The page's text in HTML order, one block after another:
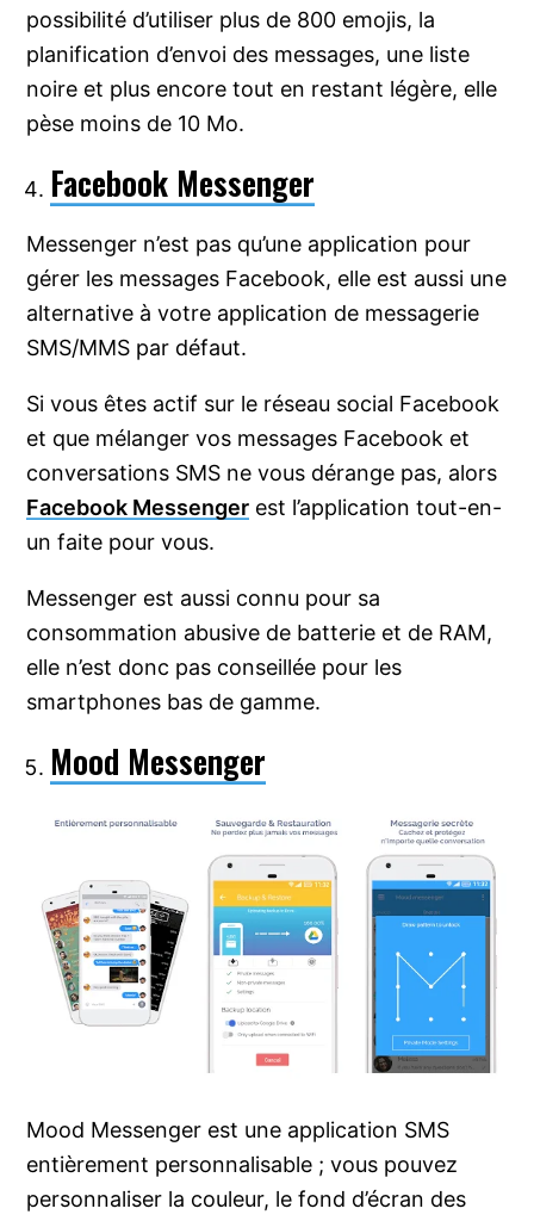
possibilité d’utiliser plus de 800 emojis, la
planification d’envoi des messages, une liste
noire et plus encore tout en restant légère, elle
pèse moins de 10 Mo.
Facebook Messenger
Messenger n’est pas qu’une application pour
gérer les messages Facebook, elle est aussi une
alternative à votre application de messagerie
SMS/MMS par défaut.
Si vous êtes actif sur le réseau social Facebook
et que mélanger vos messages Facebook et
conversations SMS ne vous dérange pas, alors
Facebook Messenger est l’application tout-en-
un faite pour vous.
Messenger est aussi connu pour sa
consommation abusive de batterie et de RAM,
elle n’est donc pas conseillée pour les
smartphones bas de gamme.
Mood Messenger
Mood Messenger est une application SMS
entièrement personnalisable ; vous pouvez
personnaliser la couleur, le fond d’écran des